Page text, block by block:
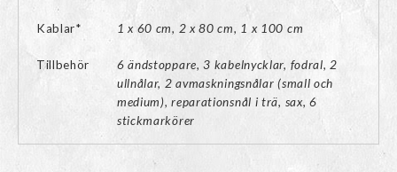
Kablar* 1 x 60 cm, 2 x 80 cm, 1 x 100 cm
Tillbehör
6 ändstoppare, 3 kabelnycklar, fodral, 2
ullnålar, 2 avmaskningsnålar (small och
medium), reparationsnål i trä, sax, 6
stickmarkörer